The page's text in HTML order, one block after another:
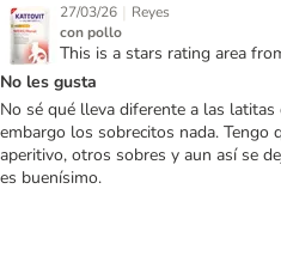
27/03/26 | Reyes
con pollo
This is a stars rating area
No les gusta
No sé qué lleva diferente a las
embargo los sobrecitos nada. Tengo
aperitivo, otros sobres y aun así se
es buenísimo.